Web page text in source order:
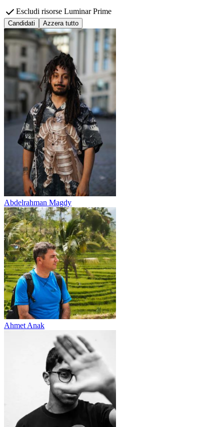
check Escludi risorse Luminar Prime
Candidati Azzera tutto
Abdelrahman Magdy
Ahmet Anak